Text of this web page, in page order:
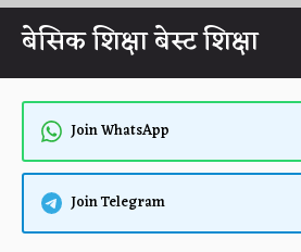
Skip
content
बेसिक शिक्षा बेस्ट शिक्षा
Join WhatsApp
Join Telegram